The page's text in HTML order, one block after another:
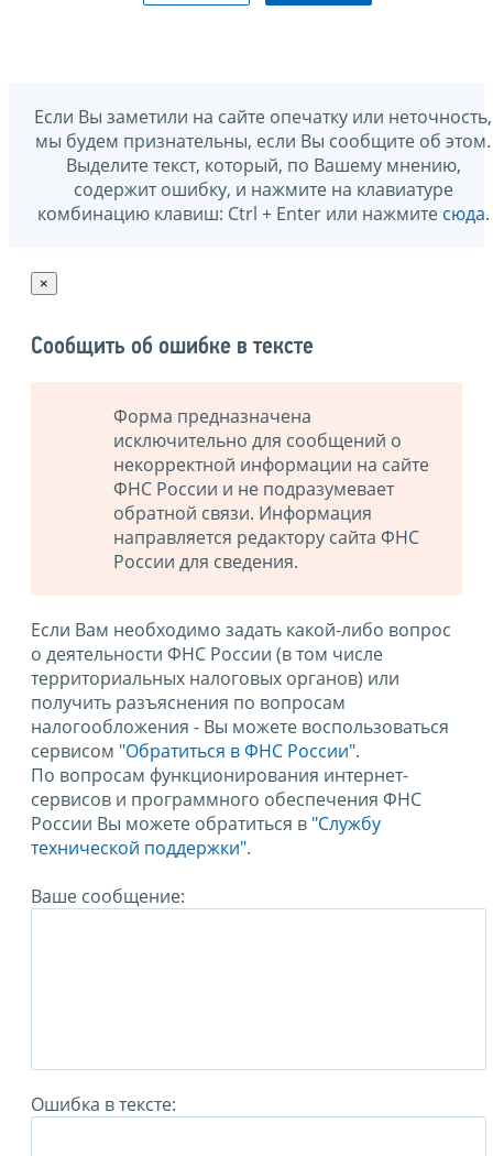
Если Вы заметили на сайте опечатку или неточность,
мы будем признательны, если Вы сообщите об этом.
Выделите текст, который, по Вашему мнению,
содержит ошибку, и нажмите на клавиатуре
комбинацию клавиш: Ctrl + Enter или нажмите сюда.
×
Сообщить об ошибке в тексте
Форма предназначена
исключительно для сообщений о
некорректной информации на сайте
ФНС России и не подразумевает
обратной связи. Информация
направляется редактору сайта ФНС
России для сведения.
Если Вам необходимо задать какой-либо вопрос
о деятельности ФНС России (в том числе
территориальных налоговых органов) или
получить разъяснения по вопросам
налогообложения - Вы можете воспользоваться
сервисом "Обратиться в ФНС России".
По вопросам функционирования интернет-
сервисов и программного обеспечения ФНС
России Вы можете обратиться в "Службу
технической поддержки".
Ваше сообщение:
Ошибка в тексте: